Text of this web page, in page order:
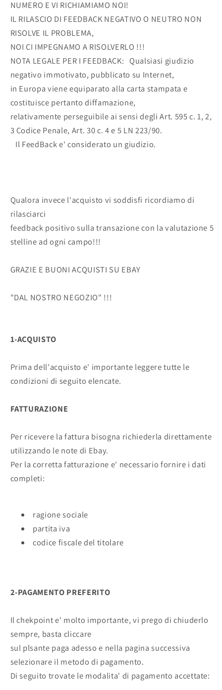
NUMERO E VI RICHIAMIAMO NOI!
IL RILASCIO DI FEEDBACK NEGATIVO O NEUTRO NON
RISOLVE IL PROBLEMA,
NOI CI IMPEGNAMO A RISOLVERLO !!!
NOTA LEGALE PER I FEEDBACK: Qualsiasi giudizio
negativo immotivato, pubblicato su Internet,
in Europa viene equiparato alla carta stampata e
costituisce pertanto diffamazione,
relativamente perseguibile ai sensi degli Art. 595 c. 1, 2,
3 Codice Penale, Art. 30 c. 4 e 5 LN 223/90.
Il FeedBack e' considerato un giudizio.
Qualora invece l'acquisto vi soddisfi ricordiamo di
rilasciarci
feedback positivo sulla transazione con la valutazione 5
stelline ad ogni campo!!!
GRAZIE E BUONI ACQUISTI SU EBAY
"DAL NOSTRO NEGOZIO" !!!
1-ACQUISTO
Prima dell'acquisto e' importante leggere tutte le
condizioni di seguito elencate.
FATTURAZIONE
Per ricevere la fattura bisogna richiederla direttamente
utilizzando le note di Ebay.
Per la corretta fatturazione e' necessario fornire i dati
completi:
ragione sociale
partita iva
codice fiscale del titolare
2-PAGAMENTO PREFERITO
Il chekpoint e' molto importante, vi prego di chiuderlo
sempre, basta cliccare
sul plsante paga adesso e nella pagina successiva
selezionare il metodo di pagamento.
Di seguito trovate le modalita' di pagamento accettate: